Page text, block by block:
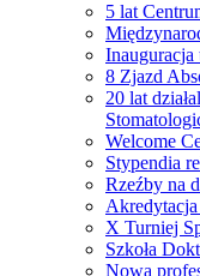
5 lat
Inauguracja
8 Zjazd
20 lat
Welcome
Stypendia
Rzeźby na
X Turniej
Szkoła
Nowa